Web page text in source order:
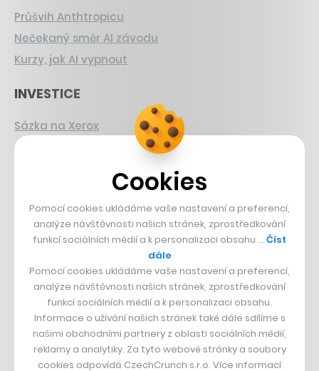
Průšvih Anthtropicu
Nečekaný směr AI závodu
Kurzy, jak AI vypnout
INVESTICE
Sázka na Xerox
Strnad v Pirelli
PŘÍBĚHY Z GASTRA
Boční projekt, co se zvrtnul
Francouzský šéfkuchař na Šumavě
Dva golfisti, co pečou
DESIGN
Bomma není tichá
Originální hodinky
Cookies
Pomocí cookies ukládáme vaše nastavení a preferencí,
analýze návštěvnosti našich stránek, zprostředkování
funkcí sociálních médií a k personalizaci obsahu … Číst
dále
Pomocí cookies ukládáme vaše nastavení a preferencí,
analýze návštěvnosti našich stránek, zprostředkování
funkcí sociálních médií a k personalizaci obsahu.
Informace o užívání našich stránek také dále sdílíme s
našimi obchodními partnery z oblasti sociálních médií,
reklamy a analytiky. Za tyto webové stránky a soubory
cookies odpovídá CzechCrunch s.r.o. Více informací